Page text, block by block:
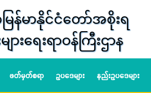
ြန်မာနိုင်ငံတော်အစိုးရ
ားရေးရာဝန်ကြီးဌာန
ဖတ်မှတ်စရာ ဥပဒေများ နည်းဥပဒေများ